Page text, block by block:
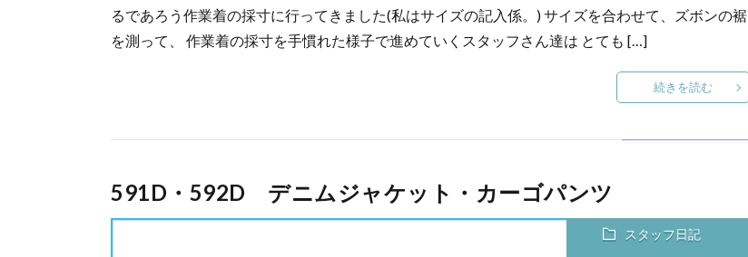
るであろう作業着の採寸に行ってきました(私はサイズの記入係。) サイズを合わせて、ズボンの裾
を測って、 作業着の採寸を手慣れた様子で進めていくスタッフさん達は とても […]
続きを読む
591D・592D デニムジャケット・カーゴパンツ
スタッフ日記